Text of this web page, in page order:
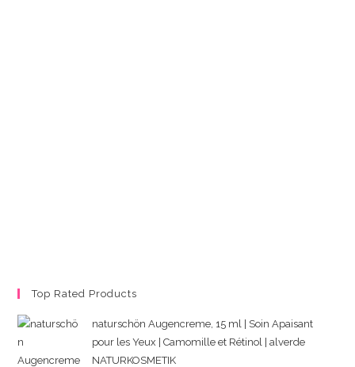
Top Rated Products
naturschön Augencreme, 15 ml | Soin Apaisant
pour les Yeux | Camomille et Rétinol | alverde
NATURKOSMETIK